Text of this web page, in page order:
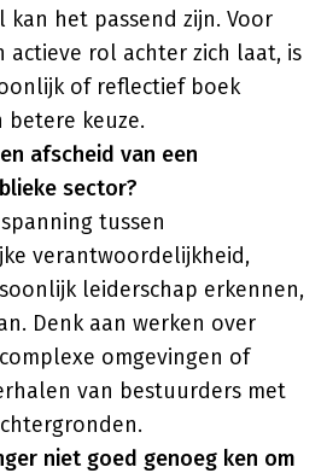
het passend zijn. Voor
actieve rol achter zich laat, is
of reflectief boek
betere keuze.
afscheid van een
sector?
tussen
verantwoordelijkheid,
leiderschap erkennen,
Denk aan werken over
omgevingen of
van bestuurders met
niet goed genoeg ken om